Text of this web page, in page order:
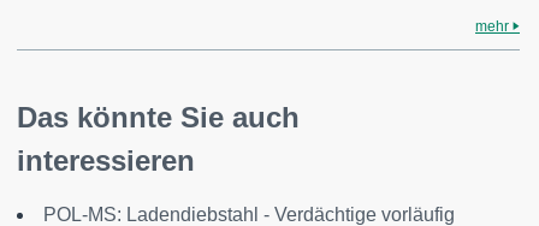
mehr
Das könnte Sie auch
interessieren
POL-MS: Ladendiebstahl - Verdächtige vorläufig